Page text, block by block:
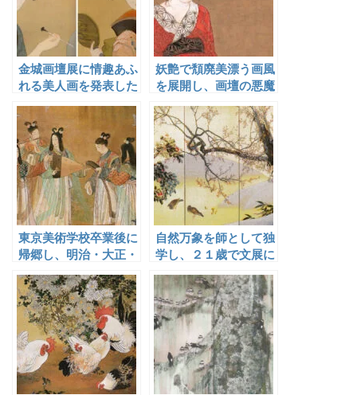
金城画壇展に情趣あふ
れる美人画を発表した
妖艶で頽廃美漂う画風
を展開し、画壇の悪魔
東京美術学校卒業後に
帰郷し、明治・大正・
界で中心となって活躍
した武藤直信
自然万象を師として独
学し、２１歳で文展に
川松瑞